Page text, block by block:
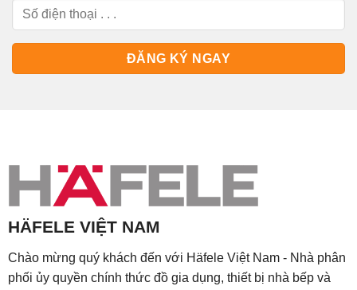
HÄFELE VIỆT NAM
Chào mừng quý khách đến với Häfele Việt Nam - Nhà phân
phối ủy quyền chính thức đồ gia dụng, thiết bị nhà bếp và